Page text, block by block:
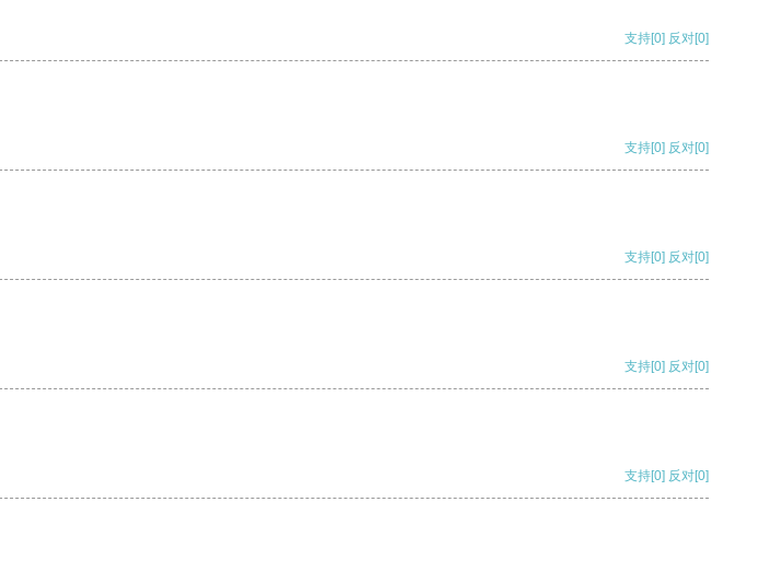
支持[0] 反对[0]
支持[0] 反对[0]
支持[0] 反对[0]
支持[0] 反对[0]
支持[0] 反对[0]